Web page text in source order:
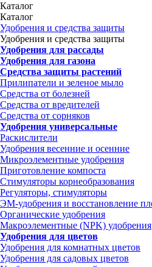
Каталог
Каталог
Удобрения и средства защиты
Удобрения и средства защиты
Удобрения для рассады
Удобрения для газона
Средства защиты растений
Прилипатели и зеленое мыло
Средства от болезней
Средства от вредителей
Средства от сорняков
Удобрения универсальные
Раскислители
Удобрения весенние и осенние
Микроэлементные удобрения
Приготовление компоста
Стимуляторы корнеобразования
Регуляторы, стимуляторы
ЭМ-удобрения и восстановление
Органические удобрения
Макроэлементные (NPK) удобрения
Удобрения для цветов
Удобрения для комнатных цветов
Удобрения для садовых цветов